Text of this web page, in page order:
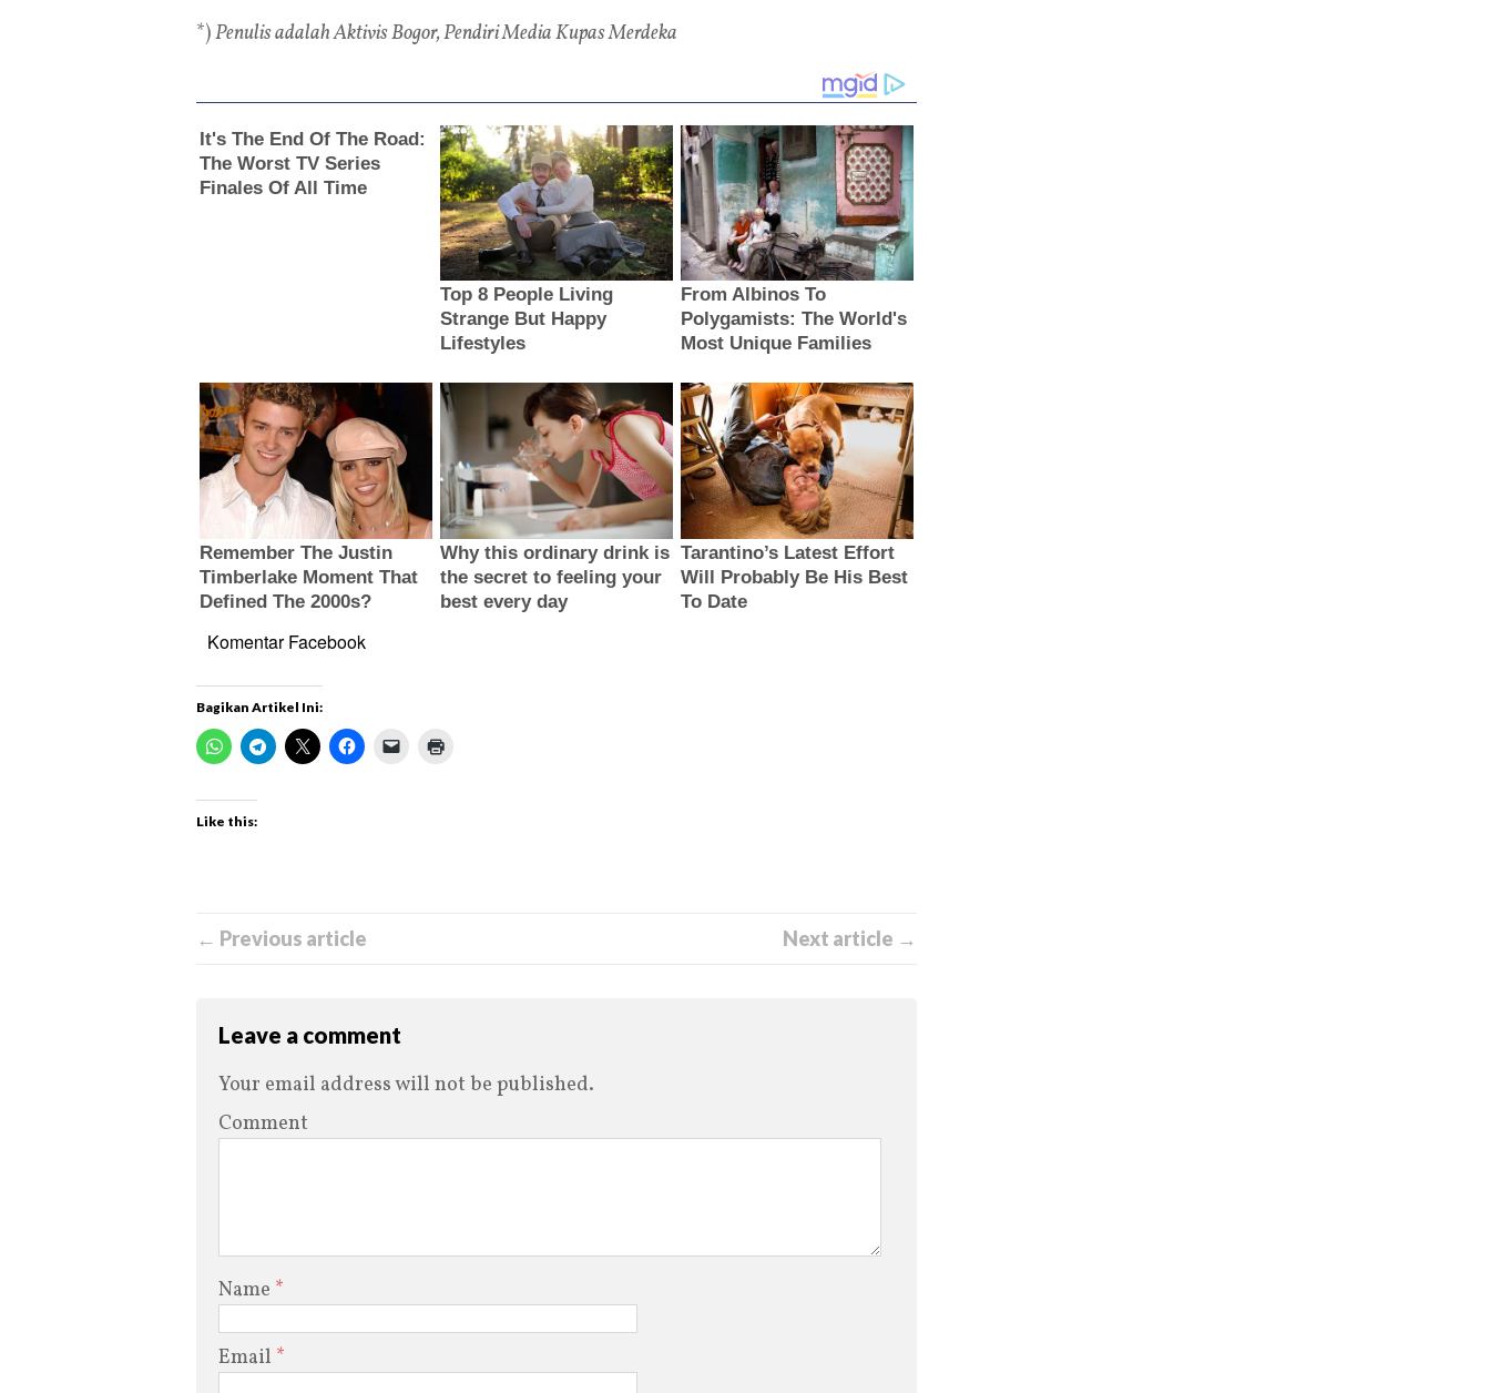
*)Penulis adalah Aktivis Bogor, Pendiri Media Kupas Merdeka
Komentar Facebook
Bagikan Artikel Ini:
Like this:
← Previous article Next article →
Leave a comment
Your email address will not be published.
Comment
Name *
Email *